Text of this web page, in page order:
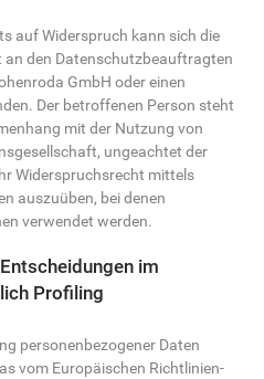
auf Widerspruch kann sich die
an den Datenschutzbeauftragten
GmbH oder einen
Der betroffenen Person steht
mit der Nutzung von
ungeachtet der
Widerspruchsrecht mittels
auszuüben, bei denen
verwendet werden.
im
Profiling
personenbezogener Daten
vom Europäischen Richtlinien-